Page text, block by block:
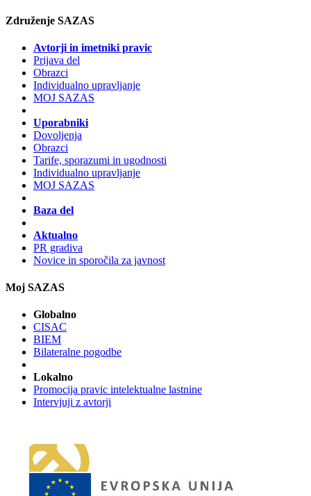
Združenje SAZAS
Avtorji in imetniki pravic
Prijava del
Obrazci
Individualno upravljanje
MOJ SAZAS
Uporabniki
Dovoljenja
Obrazci
Tarife, sporazumi in ugodnosti
Individualno upravljanje
MOJ SAZAS
Baza del
Aktualno
PR gradiva
Novice in sporočila za javnost
Moj SAZAS
Globalno
CISAC
BIEM
Bilateralne pogodbe
Lokalno
Promocija pravic intelektualne lastnine
Intervjuji z avtorji